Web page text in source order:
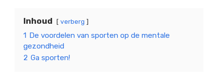
Inhoud verberg
1 De voordelen van sporten op de mentale
gezondheid
2 Ga sporten!